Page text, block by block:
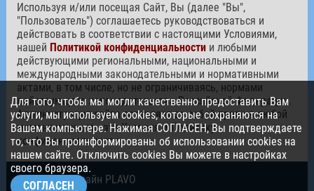
Используя и/или посещая Сайт, Вы (далее "Вы",
"Пользователь") соглашаетесь руководствоваться и
действовать в соответствии с настоящими Условиями,
нашей Политикой конфиденциальностии любыми
действующими региональными, национальными и
международными законодательными и нормативными
актами, в том числе, но не ограничиваясь, нормами
действующего законодательства Российской Федерации.
Администрация сайта оставляет за собой право в любой
момент изменять эти Условия и Политику
конфиденциальности.
© 2026. Дизайн PLAVO
Для того, чтобы мы могли качественно предоставить Вам
услуги, мы используем cookies, которые сохраняются на
Вашем компьютере. Нажимая СОГЛАСЕН, Вы подтверждаете
то, что Вы проинформированы об использовании cookies на
нашем сайте. Отключить cookies Вы можете в настройках
своего браузера.
СОГЛАСЕН